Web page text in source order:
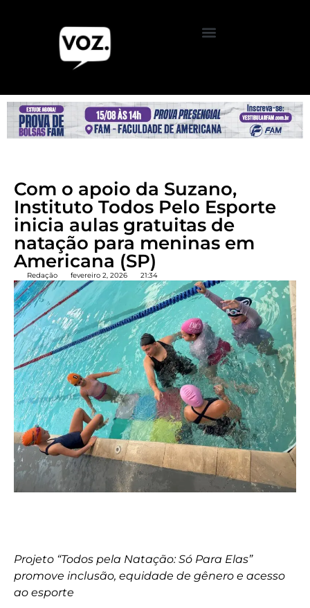
Com o apoio da Suzano,
Instituto Todos Pelo Esporte
inicia aulas gratuitas de
natação para meninas em
Americana (SP)
Redação fevereiro 2, 2026 21:34
Projeto “Todos pela Natação: Só Para Elas”
promove inclusão, equidade de gênero e acesso
ao esporte